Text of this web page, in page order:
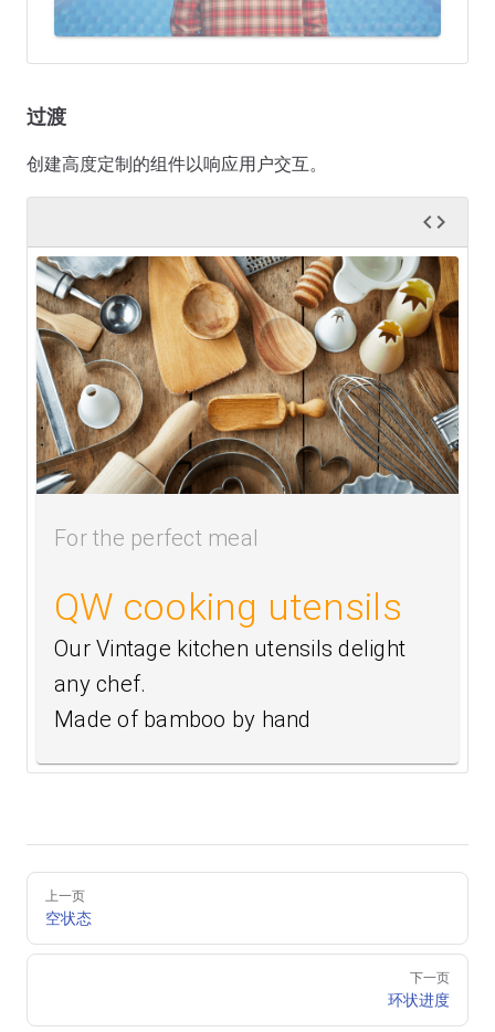
过渡
创建高度定制的组件以响应用户交互。
For the perfect meal
QW cooking utensils
Our Vintage kitchen utensils delight
any chef.
Made of bamboo by hand
Pager上一页
空状态
下一页
环状进度